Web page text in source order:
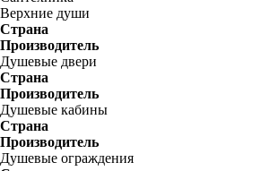
Верхние души
Страна
Производитель
Душевые двери
Страна
Производитель
Душевые кабины
Страна
Производитель
Душевые ограждения